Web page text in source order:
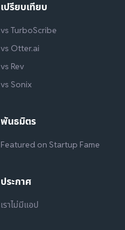
เปรียบเทียบ
vs TurboScribe
vs Otter.ai
vs Rev
vs Sonix
พันธมิตร
Featured on Startup Fame
ประกาศ
เราไม่มีแอป